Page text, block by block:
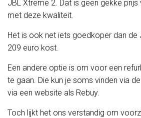
JBL Xtreme 2. Dat is geen gekke
met deze kwaliteit.
Het is ook net iets goedkoper dan de
209 euro kost.
Een andere optie is om voor een
te gaan. Die kun je soms vinden via
via een website als Rebuy.
Toch lijkt het ons verstandig om